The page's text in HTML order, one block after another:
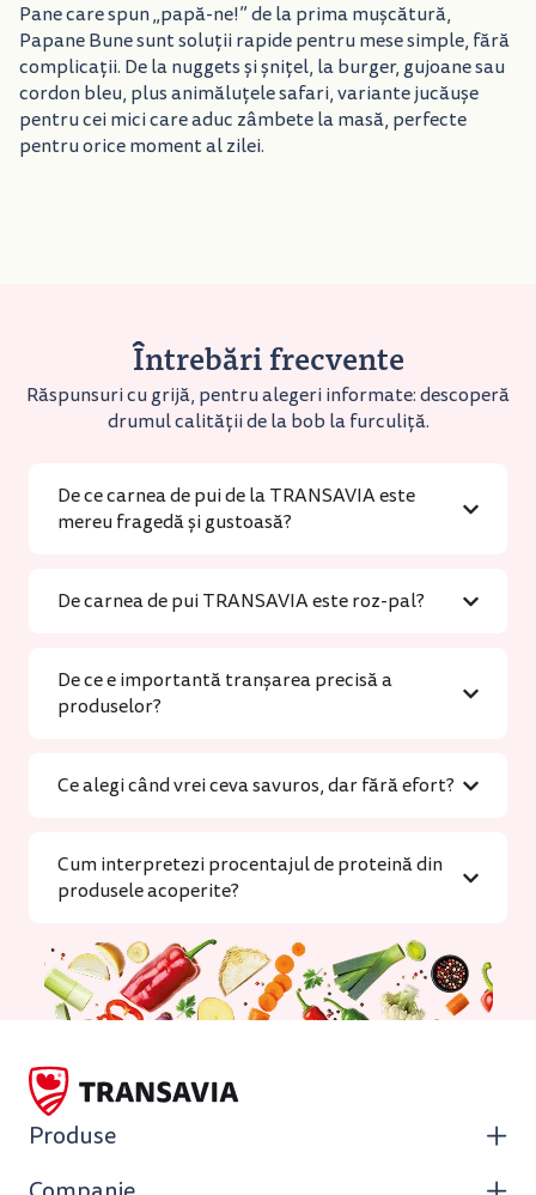
Pane care spun „papă-ne!” de la prima mușcătură,
Papane Bune sunt soluții rapide pentru mese simple, fără
complicații. De la nuggets și șnițel, la burger, gujoane sau
cordon bleu, plus animăluțele safari, variante jucăușe
pentru cei mici care aduc zâmbete la masă, perfecte
pentru orice moment al zilei.
Întrebări frecvente
Răspunsuri cu grijă, pentru alegeri informate: descoperă
drumul calității de la bob la furculiță.
De ce carnea de pui de la TRANSAVIA este
mereu fragedă și gustoasă?
De carnea de pui TRANSAVIA este roz-pal?
De ce e importantă tranșarea precisă a
produselor?
Ce alegi când vrei ceva savuros, dar fără efort?
Cum interpretezi procentajul de proteină din
produsele acoperite?
Produse